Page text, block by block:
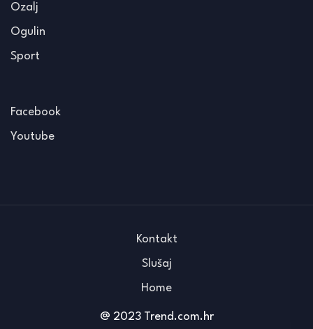
Ozalj
Ogulin
Sport
Facebook
Youtube
@ 2023 Trend.com.hr
Kontakt
Slušaj
Home